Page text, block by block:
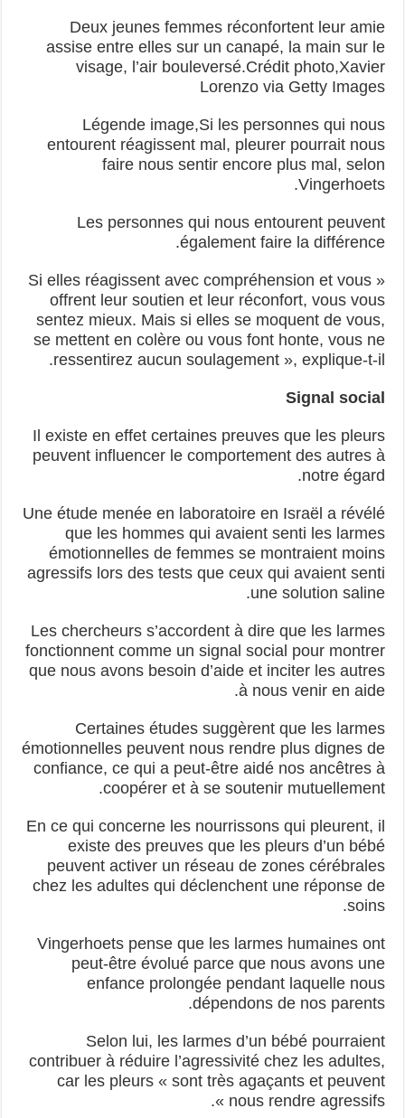
Deux jeunes femmes réconfortent leur amie
assise entre elles sur un canapé, la main sur le
visage, l’air bouleversé.Crédit photo,Xavier
Lorenzo via Getty Images
Légende image,Si les personnes qui nous
entourent réagissent mal, pleurer pourrait nous
faire nous sentir encore plus mal, selon
Vingerhoets.
Les personnes qui nous entourent peuvent
également faire la différence.
« Si elles réagissent avec compréhension et vous
offrent leur soutien et leur réconfort, vous vous
sentez mieux. Mais si elles se moquent de vous,
se mettent en colère ou vous font honte, vous ne
ressentirez aucun soulagement », explique-t-il.
Signal social
Il existe en effet certaines preuves que les pleurs
peuvent influencer le comportement des autres à
notre égard.
Une étude menée en laboratoire en Israël a révélé
que les hommes qui avaient senti les larmes
émotionnelles de femmes se montraient moins
agressifs lors des tests que ceux qui avaient senti
une solution saline.
Les chercheurs s’accordent à dire que les larmes
fonctionnent comme un signal social pour montrer
que nous avons besoin d’aide et inciter les autres
à nous venir en aide.
Certaines études suggèrent que les larmes
émotionnelles peuvent nous rendre plus dignes de
confiance, ce qui a peut-être aidé nos ancêtres à
coopérer et à se soutenir mutuellement.
En ce qui concerne les nourrissons qui pleurent, il
existe des preuves que les pleurs d’un bébé
peuvent activer un réseau de zones cérébrales
chez les adultes qui déclenchent une réponse de
soins.
Vingerhoets pense que les larmes humaines ont
peut-être évolué parce que nous avons une
enfance prolongée pendant laquelle nous
dépendons de nos parents.
Selon lui, les larmes d’un bébé pourraient
contribuer à réduire l’agressivité chez les adultes,
car les pleurs « sont très agaçants et peuvent
nous rendre agressifs ».